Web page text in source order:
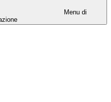
Menu di